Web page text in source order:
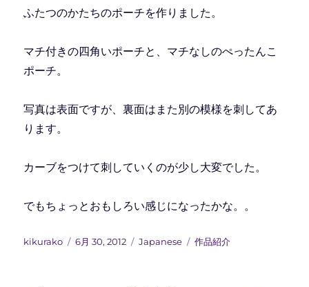
ふたつのかたちのポーチを作りました。
マチ付きの四角いポーチと、マチなしのぺったんこ
ポーチ。
写真は表面ですが、裏面はまた別の模様を刺してあ
ります。
カーブをつけて刺していくのが少し大変でした。
でもちょっとおもしろい感じになったかな。。
投
kikurako
投
6月 30, 2012
カ
Japanese
タ
作品紹介